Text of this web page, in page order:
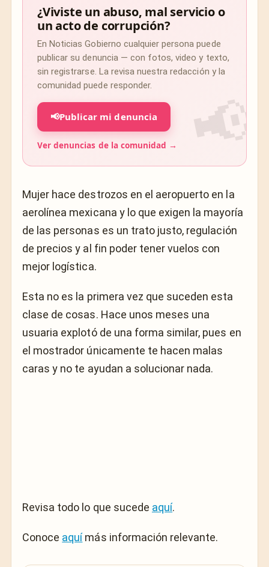
¿Viviste un abuso, mal servicio o
un acto de corrupción?
En Noticias Gobierno cualquier persona puede
publicar su denuncia — con fotos, video y texto,
sin registrarse. La revisa nuestra redacción y la
comunidad puede responder.
📢Publicar mi denuncia
Ver denuncias de la comunidad →
Mujer hace destrozos en el aeropuerto en la
aerolínea mexicana y lo que exigen la mayoría
de las personas es un trato justo, regulación
de precios y al fin poder tener vuelos con
mejor logística.
Esta no es la primera vez que suceden esta
clase de cosas. Hace unos meses una
usuaria explotó de una forma similar, pues en
el mostrador únicamente te hacen malas
caras y no te ayudan a solucionar nada.
Revisa todo lo que sucede aquí.
Conoce aquímás información relevante.